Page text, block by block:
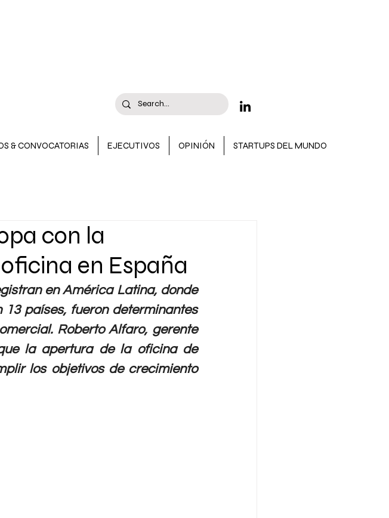
& CONVOCATORIAS EJECUTIVOS OPINIÓN STARTUPS DEL MUNDO
con la
en España
en América Latina, donde
países, fueron determinantes
Roberto Alfaro, gerente
la apertura de la oficina de
los objetivos de crecimiento